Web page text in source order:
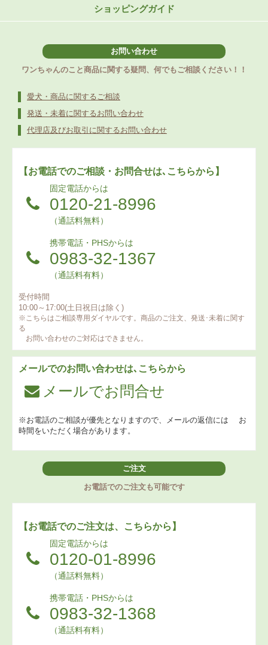
ショッピングガイド
お問い合わせ
ワンちゃんのこと商品に関する疑問、何でもご相談ください！！
愛犬・商品に関するご相談
発送・未着に関するお問い合わせ
代理店及びお取引に関するお問い合わせ
【お電話でのご相談・お問合せは､こちらから】
固定電話からは
0120-21-8996
（通話料無料）
携帯電話・PHSからは
0983-32-1367
（通話料有料）
受付時間
10:00～17:00(土日祝日は除く)
※こちらはご相談専用ダイヤルです。商品のご注文、発送･未着に関す
る
お問い合わせのご対応はできません。
メールでのお問い合わせは､こちらから
メールでお問合せ
※お電話のご相談が優先となりますので、メールの返信には お
時間をいただく場合があります。
ご注文
お電話でのご注文も可能です
【お電話でのご注文は、こちらから】
固定電話からは
0120-01-8996
（通話料無料）
携帯電話・PHSからは
0983-32-1368
（通話料有料）